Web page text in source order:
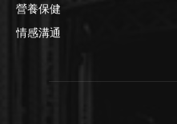
營養保健
情感溝通